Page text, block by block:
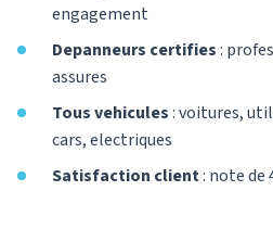
engagement
Depanneurs certifies:
assures
Tous vehicules: voitures,
cars, electriques
Satisfaction client: note de